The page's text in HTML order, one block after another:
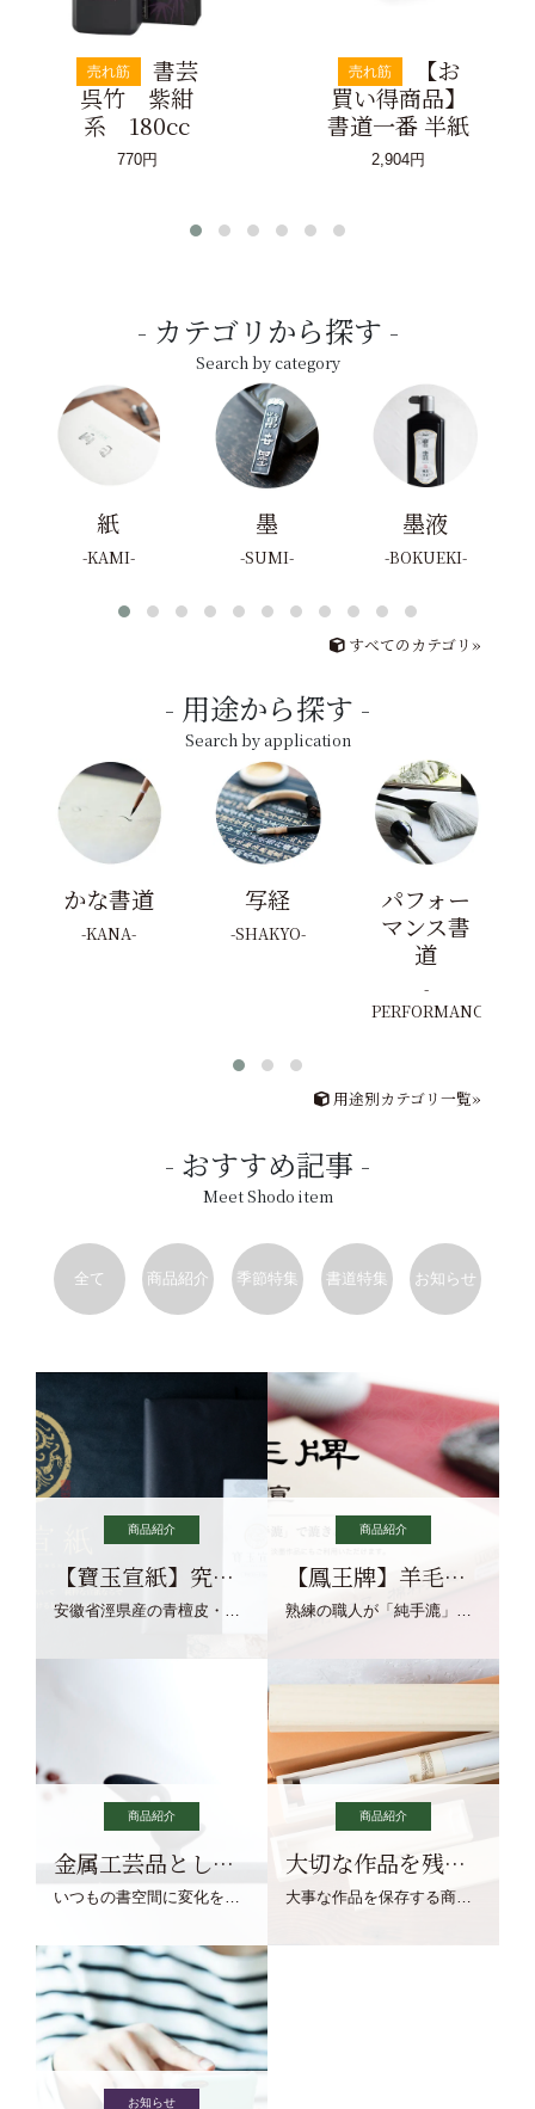
売れ筋
書芸
呉竹 紫紺
系 180cc
770円
売れ筋
【お
買い得商品】
書道一番 半紙
2,904円
カテゴリから探す
Search by category
紙
KAMI
墨
SUMI
墨液
BOKUEKI
すべてのカテゴリ»
用途から探す
Search by application
かな書道
KANA
写経
SHAKYO
パフォー
マンス書
道
PERFORMANCE
用途別カテゴリ一覧»
おすすめ記事
Meet Shodo item
全て 商品紹介 季節特集 書道特集 お知らせ
商品紹介
【寶玉宣紙】究極の純粋な宣紙を目指す寶玉宣紙
安徽省涇県産の青檀皮・砂田稲藁・清らかな渓流水、熟練手漉き職人の卓越した手漉技術による最高級の純宣紙です。
商品紹介
【鳳王牌】羊毛筆×濃墨での揮毫に最適な宣紙系画仙紙
熟練の職人が「純手漉」で漉きあげる書画紙。宣紙を好まれるお客様向けの棉料単宣に漉きあげました。
商品紹介
金属工芸品としての文鎮
いつもの書空間に変化を与えてくれる、見ているだけで愉しくなる金属工芸品の文鎮をご紹介します。
商品紹介
大切な作品を残す作品保存商品
大事な作品を保存する商品を取りまとめてご紹介ます。
お知らせ